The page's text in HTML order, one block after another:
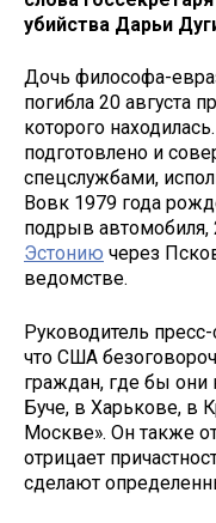
убийства Дарьи
Дочь философа-
погибла 20 августа
которого
подготовлено и
спецслужбами,
Вовк 1979 года
подрыв автомобиля,
Эстонию через
ведомстве.
Руководитель
что США
граждан, где бы они
Буче, в Харькове, в
Москве». Он также
отрицает
сделают